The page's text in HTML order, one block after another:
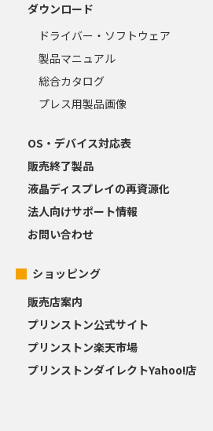
ダウンロード
ドライバー・ソフトウェア
製品マニュアル
総合カタログ
プレス用製品画像
OS・デバイス対応表
販売終了製品
液晶ディスプレイの再資源化
法人向けサポート情報
お問い合わせ
ショッピング
販売店案内
プリンストン公式サイト
プリンストン楽天市場
プリンストンダイレクトYahoo!店